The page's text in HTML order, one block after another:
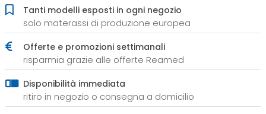
Tanti modelli esposti in ogni negozio
solo materassi di produzione europea
Offerte e promozioni settimanali
risparmia grazie alle offerte Reamed
Disponibilità immediata
ritiro in negozio o consegna a domicilio